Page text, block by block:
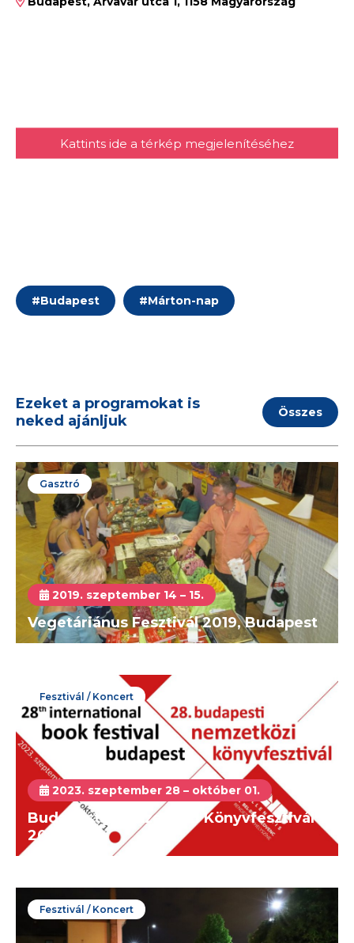
Kattints ide a térkép megjelenítéséhez
#Budapest #Márton-nap
Ezeket a programokat is
neked ajánljuk
Összes
Gasztró
2019. szeptember 14 – 15.
Vegetáriánus Fesztivál 2019, Budapest
Fesztivál / Koncert
2023. szeptember 28 – október 01.
Budapesti Nemzetközi Könyvfesztivál
2023
Fesztivál / Koncert